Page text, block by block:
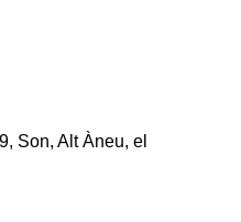
Son, Alt Àneu, el